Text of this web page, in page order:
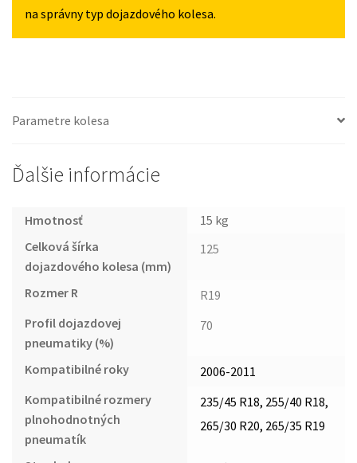
na správny typ dojazdového kolesa.
Parametre kolesa
Ďalšie informácie
Hmotnosť
15 kg
Celková šírka
dojazdového kolesa (mm)
125
Rozmer R
R19
Profil dojazdovej
pneumatiky (%)
70
Kompatibilné roky
2006-2011
Kompatibilné rozmery
plnohodnotných
pneumatík
235/45 R18, 255/40 R18,
265/30 R20, 265/35 R19